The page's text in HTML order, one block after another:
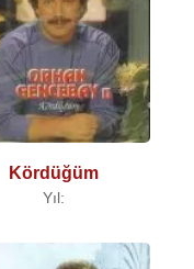
Kördüğüm
Yıl: